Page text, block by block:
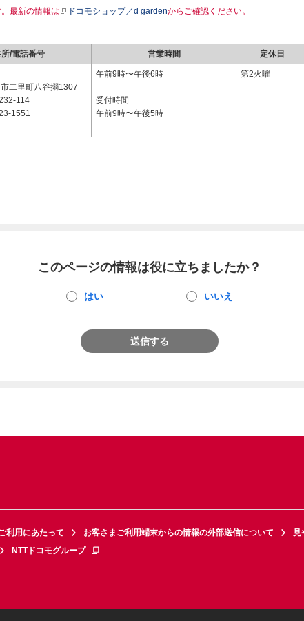
最新の情報は ドコモショップ／d gardenからご確認ください。
/電話番号 営業時間 定休日
二里町八谷搦1307
114
1551
午前9時〜午後6時
受付時間
午前9時〜午後5時
第2火曜
このページの情報は役に立ちましたか？
はい いいえ
送信する
利用にあたって お客さまご利用端末からの情報の外部送信について
見
NTTドコモグループ